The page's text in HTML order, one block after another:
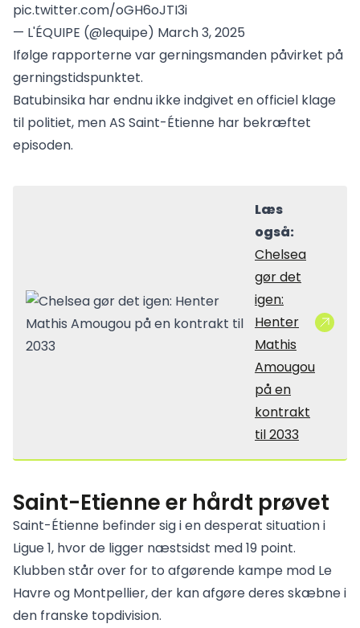
pic.twitter.com/oGH6oJTI3i
— L'ÉQUIPE (@lequipe) March 3, 2025
Ifølge rapporterne var gerningsmanden påvirket på
gerningstidspunktet.
Batubinsika har endnu ikke indgivet en officiel klage
til politiet, men AS Saint-Étienne har bekræftet
episoden.
Læs
også:
Chelsea
gør det
igen:
Henter
Mathis
Amougou
på en
kontrakt
til 2033
Saint-Etienne er hårdt prøvet
Saint-Étienne befinder sig i en desperat situation i
Ligue 1, hvor de ligger næstsidst med 19 point.
Klubben står over for to afgørende kampe mod Le
Havre og Montpellier, der kan afgøre deres skæbne i
den franske topdivision.